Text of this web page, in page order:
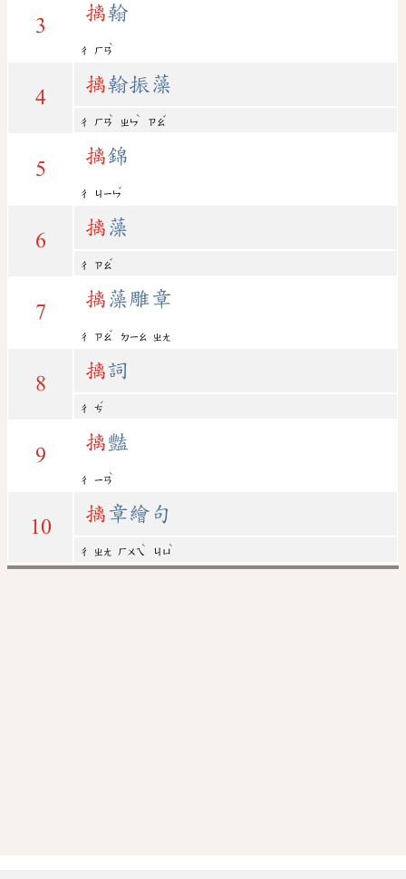
3
摛翰
ㄔ ㄏㄢ
ˋ
4
摛翰振藻
ㄔ ㄏㄢ
ˋ
ㄓㄣ
ˋ
ㄗㄠ
ˇ
5
摛錦
ㄔ ㄐㄧㄣ
ˇ
6
摛 藻
ㄔ ㄗㄠ
ˇ
7
摛 藻雕章
ㄔ ㄗㄠ
ˇ
ㄉㄧㄠ ㄓㄤ
8
摛詞
ㄔ ㄘ
ˊ
9
摛豔
ㄔ ㄧㄢ
ˋ
10
摛章繪句
ㄔ ㄓㄤ ㄏㄨㄟ
ˋ
ㄐㄩ
ˋ